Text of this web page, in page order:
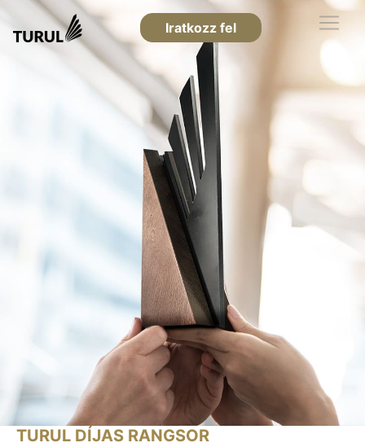
Iratkozz fel
TURUL DÍJAS RANGSOR